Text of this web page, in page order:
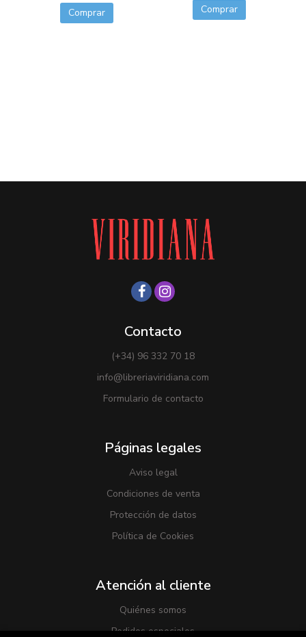
Comprar Comprar
Contacto
(+34) 96 332 70 18
info@libreriaviridiana.com
Formulario de contacto
Páginas legales
Aviso legal
Condiciones de venta
Protección de datos
Política de Cookies
Atención al cliente
Quiénes somos
Pedidos especiales